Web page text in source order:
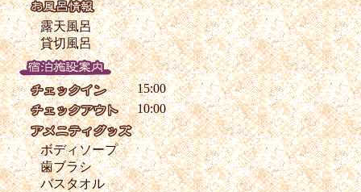
露天風呂
貸切風呂
15:00
10:00
ボディソープ
歯ブラシ
バスタオル